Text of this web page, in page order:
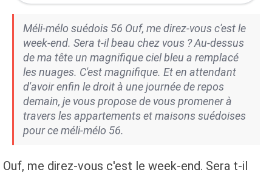
Méli-mélo suédois 56 Ouf, me direz-vous c'est le
week-end. Sera t-il beau chez vous ? Au-dessus
de ma tête un magnifique ciel bleu a remplacé
les nuages. C'est magnifique. Et en attendant
d'avoir enfin le droit à une journée de repos
demain, je vous propose de vous promener à
travers les appartements et maisons suédoises
pour ce méli-mélo 56.
Ouf, me direz-vous c'est le week-end. Sera t-il